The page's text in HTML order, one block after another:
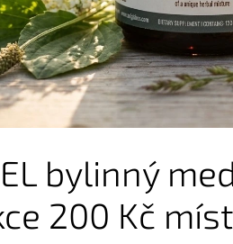
bylinný
200 Kč